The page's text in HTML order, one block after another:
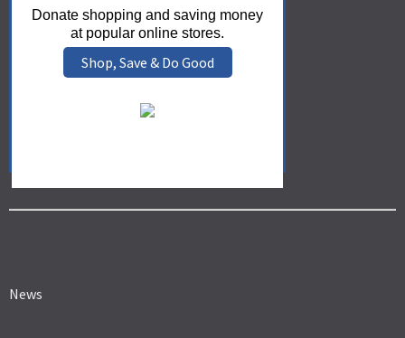
Donate shopping and saving money
at popular online stores.
Shop, Save & Do Good
News